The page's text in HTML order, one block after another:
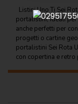
Regalo
Cancelleria
per ufficio
Carta
per
Listini Uno Ti Sei
portalistini, ideali
anche perfetti per
progetti o cartine
portalistini Sei Rota
con copertina e